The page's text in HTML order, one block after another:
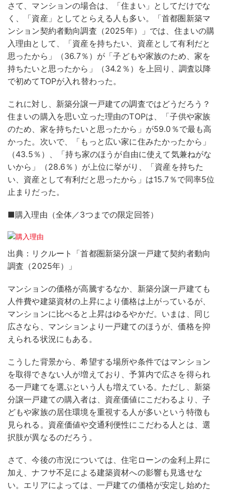
さて、マンションの場合は、「住まい」としてだけでな
く、「資産」としてとらえる人も多い。「首都圏新築マ
ンション契約者動向調査（2025年）」では、住まいの購
入理由として、「資産を持ちたい、資産として有利だと
思ったから」（36.7％）が「子どもや家族のため、家を
持ちたいと思ったから」（34.2％）を上回り、調査以降
で初めてTOPが入れ替わった。
これに対し、新築分譲一戸建ての調査ではどうだろう？
住まいの購入を思い立った理由のTOPは、「子供や家族
のため、家を持ちたいと思ったから」が59.0％で最も高
かった。次いで、「もっと広い家に住みたかったから」
（43.5％）、「持ち家のほうが自由に使えて気兼ねがな
いから」（28.6％）が上位に挙がり、「資産を持ちた
い、資産として有利だと思ったから」は15.7％で同率5位
止まりだった。
■購入理由（全体／3つまでの限定回答）
出典：リクルート「首都圏新築分譲一戸建て契約者動向
調査（2025年）」
マンションの価格が高騰するなか、新築分譲一戸建ても
人件費や建築資材の上昇により価格は上がっているが、
マンションに比べると上昇はゆるやかだ。いまは、同じ
広さなら、マンションより一戸建てのほうが、価格を抑
えられる状況にもある。
こうした背景から、希望する場所や条件ではマンション
を取得できない人が増えており、予算内で広さを得られ
る一戸建てを選ぶという人も増えている。ただし、新築
分譲一戸建ての購入者は、資産価値にこだわるより、子
どもや家族の居住環境を重視する人が多いという特徴も
見られる。資産価値や交通利便性にこだわる人とは、選
択肢が異なるのだろう。
さて、今後の市況については、住宅ローンの金利上昇に
加え、ナフサ不足による建築資材への影響も見逃せな
い。エリアによっては、一戸建ての価格が安定し始めた